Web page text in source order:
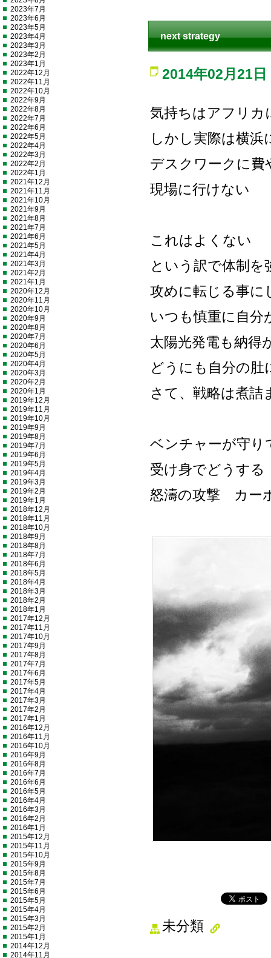
next strategy
2014年02月21日
気持ちはアフリカ
しかし実際は横浜
デスクワークに費
現場に行けない
これはよくない
という訳で体制を
攻めに転じる事に
いつも慎重に自分
太陽光発電も納得
どうにも自分の
さて、戦略は煮詰
ベンチャーが守り
受け身でどうする
怒濤の攻撃 カー
未分類
2023年7月
2023年6月
2023年5月
2023年4月
2023年3月
2023年2月
2023年1月
2022年12月
2022年11月
2022年10月
2022年9月
2022年8月
2022年7月
2022年6月
2022年5月
2022年4月
2022年3月
2022年2月
2022年1月
2021年12月
2021年11月
2021年10月
2021年9月
2021年8月
2021年7月
2021年6月
2021年5月
2021年4月
2021年3月
2021年2月
2021年1月
2020年12月
2020年11月
2020年10月
2020年9月
2020年8月
2020年7月
2020年6月
2020年5月
2020年4月
2020年3月
2020年2月
2020年1月
2019年12月
2019年11月
2019年10月
2019年9月
2019年8月
2019年7月
2019年6月
2019年5月
2019年4月
2019年3月
2019年2月
2019年1月
2018年12月
2018年11月
2018年10月
2018年9月
2018年8月
2018年7月
2018年6月
2018年5月
2018年4月
2018年3月
2018年2月
2018年1月
2017年12月
2017年11月
2017年10月
2017年9月
2017年8月
2017年7月
2017年6月
2017年5月
2017年4月
2017年3月
2017年2月
2017年1月
2016年12月
2016年11月
2016年10月
2016年9月
2016年8月
2016年7月
2016年6月
2016年5月
2016年4月
2016年3月
2016年2月
2016年1月
2015年12月
2015年11月
2015年10月
2015年9月
2015年8月
2015年7月
2015年6月
2015年5月
2015年4月
2015年3月
2015年2月
2015年1月
2014年12月
2014年11月